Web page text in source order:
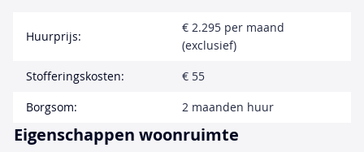
Huurprijs:
€ 2.295 per maand
(exclusief)
Stofferingskosten:
€ 55
Borgsom:
2 maanden huur
Eigenschappen woonruimte